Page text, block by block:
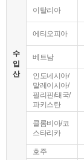
수
입
산
이탈리아
에티오피아
베트남
인도네시아/
말레이시아/
필리핀/태국/
파키스탄
콜롬비아/코
스타리카
호주